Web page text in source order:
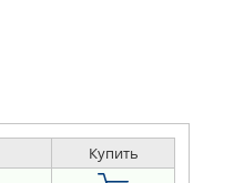
Купить